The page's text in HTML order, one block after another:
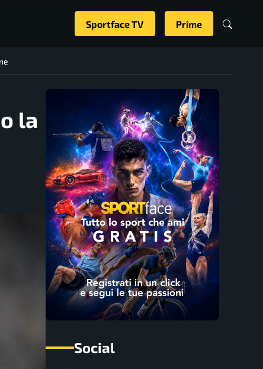
Sportface TV Prime
la
Social